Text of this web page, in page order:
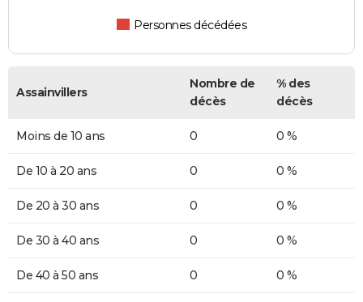
Personnes décédées
Assainvillers
Nombre de
décès
% des
décès
Moins de 10 ans 0 0 %
De 10 à 20 ans 0 0 %
De 20 à 30 ans 0 0 %
De 30 à 40 ans 0 0 %
De 40 à 50 ans 0 0 %